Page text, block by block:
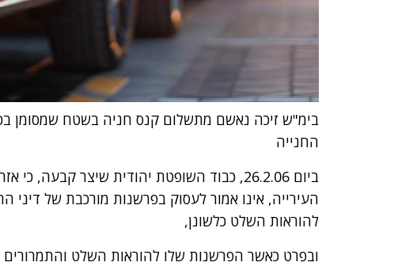
בימ"ש זיכה נאשם מתשלום קנס חניה בשטח שמסומן
החנייה
ביום 26.2.06, כבוד השופטת יהודית שיצר
העירייה, אינו אמור לעסוק בפרשנות מורכבת של דיני
להוראות השלט כלשונן,
ובפרט כאשר הפרשנות שלו להוראות השלט והתמרורים